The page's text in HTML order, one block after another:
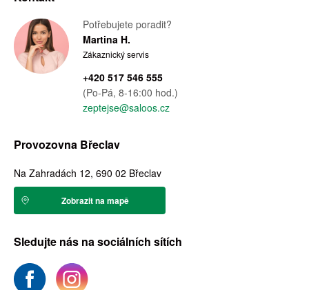
Potřebujete poradit?
Martina H.
Zákaznický servis
+420 517 546 555
(Po-Pá, 8-16:00 hod.)
zeptejse@saloos.cz
Provozovna Břeclav
Na Zahradách 12, 690 02 Břeclav
Zobrazit na mapě
Sledujte nás na sociálních sítích